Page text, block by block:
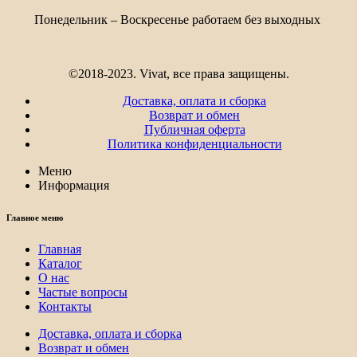
748₽
Понедельник – Воскресенье работаем без выходных
©2018-2023. Vivat, все права защищены.
Доставка, оплата и сборка
Возврат и обмен
Публичная оферта
Политика конфиденциальности
Меню
Информация
Главное меню
Главная
Каталог
О нас
Частые вопросы
Контакты
Доставка, оплата и сборка
Возврат и обмен